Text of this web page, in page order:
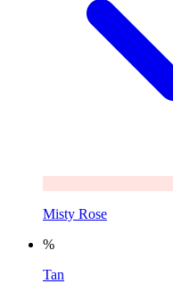
Misty Rose
%
Tan